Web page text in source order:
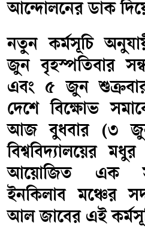
আন্দোলনের ডাক
নতুন কর্মসূচি
জুন বৃহস্পতিবার
এবং ৫ জুন
দেশে বিক্ষোভ
আজ বুধবার (৩
বিশ্ববিদ্যালয়ের
আয়োজিত এক
ইনকিলাব মঞ্চের
আল জাবের এই